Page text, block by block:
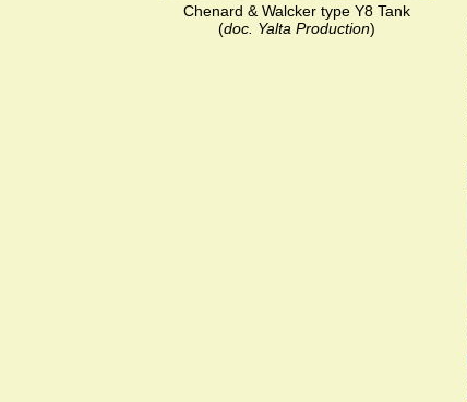
Chenard & Walcker type Y8 Tank
(doc. Yalta Production)